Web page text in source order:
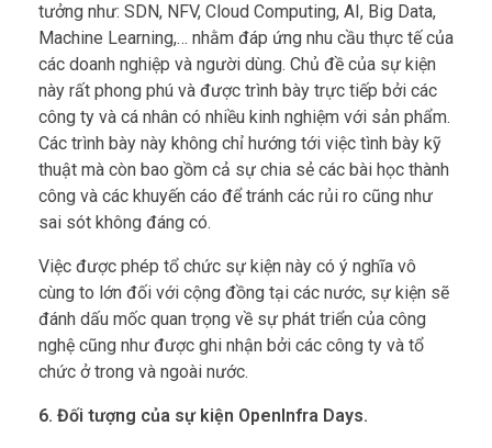
tưởng như: SDN, NFV, Cloud Computing, AI, Big Data,
Machine Learning,… nhằm đáp ứng nhu cầu thực tế của
các doanh nghiệp và người dùng. Chủ đề của sự kiện
này rất phong phú và được trình bày trực tiếp bởi các
công ty và cá nhân có nhiều kinh nghiệm với sản phẩm.
Các trình bày này không chỉ hướng tới việc tình bày kỹ
thuật mà còn bao gồm cả sự chia sẻ các bài học thành
công và các khuyến cáo để tránh các rủi ro cũng như
sai sót không đáng có.
Việc được phép tổ chức sự kiện này có ý nghĩa vô
cùng to lớn đối với cộng đồng tại các nước, sự kiện sẽ
đánh dấu mốc quan trọng về sự phát triển của công
nghệ cũng như được ghi nhận bởi các công ty và tổ
chức ở trong và ngoài nước.
6. Đối tượng của sự kiện OpenInfra Days.